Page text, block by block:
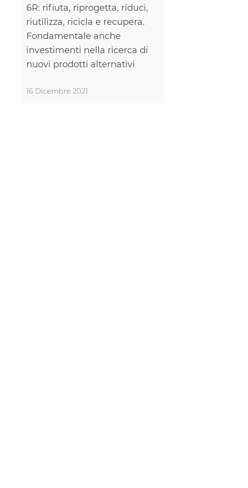
6R: rifiuta, riprogetta, riduci,
riutilizza, ricicla e recupera.
Fondamentale anche
investimenti nella ricerca di
nuovi prodotti alternativi
16 Dicembre 2021